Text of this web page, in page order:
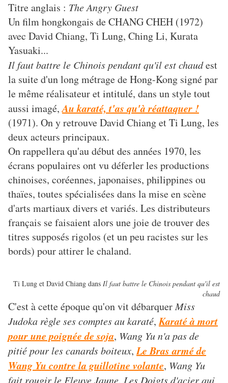
Titre anglais : The Angry Guest
Un film hongkongais de CHANG CHEH (1972)
avec David Chiang, Ti Lung, Ching Li, Kurata
Yasuaki...
Il faut battre le Chinois pendant qu'il est chaudest
la suite d'un long métrage de Hong-Kong signé par
le même réalisateur et intitulé, dans un style tout
aussi imagé,Au karaté, t'as qu'à réattaquer !
(1971). On y retrouve David Chiang et Ti Lung, les
deux acteurs principaux.
On rappellera qu'au début des années 1970, les
écrans populaires ont vu déferler les productions
chinoises, coréennes, japonaises, philippines ou
thaïes, toutes spécialisées dans la mise en scène
d'arts martiaux divers et variés. Les distributeurs
français se faisaient alors une joie de trouver des
titres supposés rigolos (et un peu racistes sur les
bords) pour attirer le chaland.
Ti Lung et David Chiang dans Il faut battre le Chinois pendant qu'il est
chaud
C'est à cette époque qu'on vit débarquerMiss
Judoka règle ses comptes au karaté,Karaté à mort
pour une poignée de soja, Wang Yu n'a pas de
pitié pour les canards boiteux,Le Bras armé de
Wang Yu contre la guillotine volante, Wang Yu
fait rougir le Fleuve Jaune Les Doigts d'acier qui